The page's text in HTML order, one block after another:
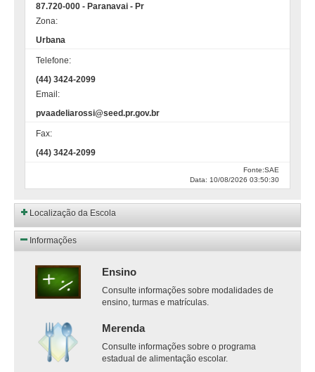
87.720-000 - Paranavai - Pr
Zona:
Urbana
Telefone:
(44) 3424-2099
Email:
pvaadeliarossi@seed.pr.gov.br
Fax:
(44) 3424-2099
Fonte:SAE
Data: 10/08/2026 03:50:30
Localização da Escola
Informações
Ensino
Consulte informações sobre modalidades de
ensino, turmas e matrículas.
Merenda
Consulte informações sobre o programa
estadual de alimentação escolar.